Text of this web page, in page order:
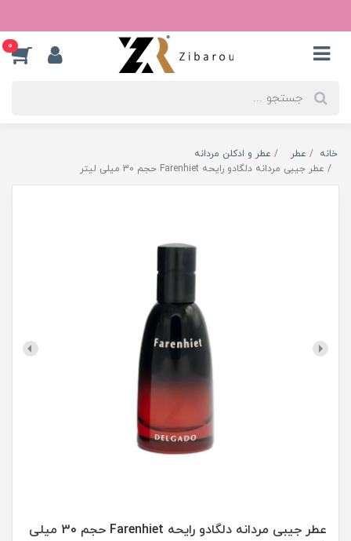
0
خانه عطر
عطر و ادکلن مردانه
عطر جیبی مردانه دلگادو رایحه Farenhiet حجم 30 میلی لیتر
عطر جیبی مردانه دلگادو رایحه Farenhiet حجم 30 میلی